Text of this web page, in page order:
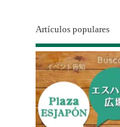
Artículos populares